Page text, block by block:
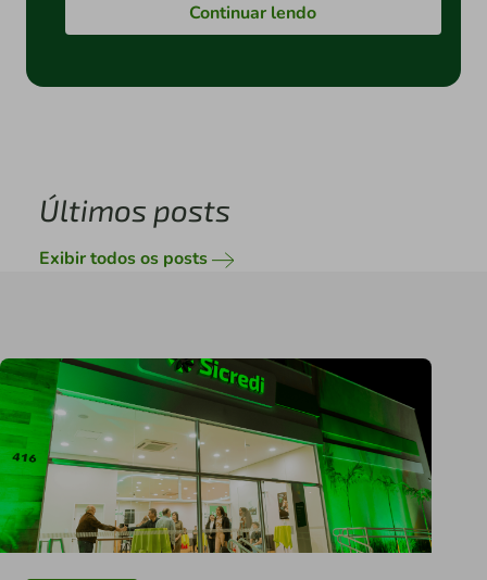
Continuar lendo
Últimos posts
Exibir todos os posts